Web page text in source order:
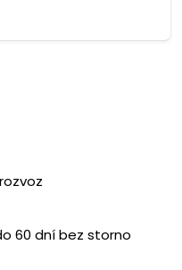
60 dní bez storno